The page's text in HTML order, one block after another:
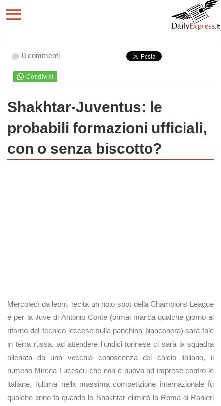
0 commenti
Shakhtar-Juventus: le
probabili formazioni ufficiali,
con o senza biscotto?
Mercoledì da leoni, recita un noto spot della Champions League
e per la Juve di Antonio Conte (ormai manca qualche giorno al
ritorno del tecnico leccese sulla panchina bianconera) sarà tale
in terra russa, ad attendere l'undici torinese ci sarà la squadra
allenata da una vecchia conoscenza del calcio italiano, il
rumeno Mircea Lucescu che non è nuovo ad imprese contro le
italiane, l'ultima nella massima competizione internazionale fu
qualche anno fa quando lo Shakhtar eliminò la Roma di Ranieri